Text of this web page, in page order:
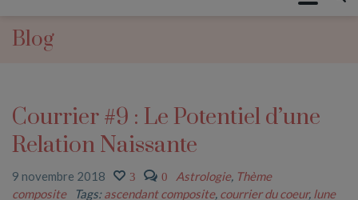
Blog
Courrier #9 : Le Potentiel d’une
Relation Naissante
9 novembre 2018 3 0 Astrologie, Thème
composite
Tags:ascendant composite, courrier du coeur, lune